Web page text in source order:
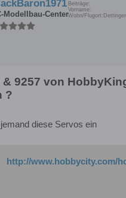
Modellbau-Center
Beiträge:
Vorname:
Wohn/Flugort:
& 9257 von
?
diese Servos ein